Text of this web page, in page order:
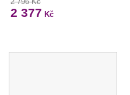
2 377 Kč